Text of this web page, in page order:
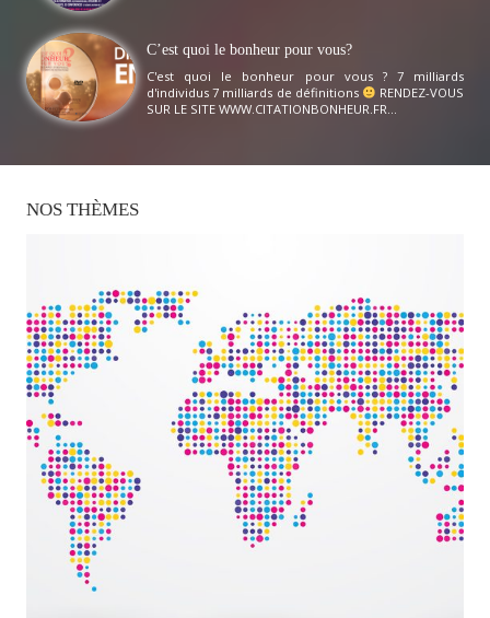
C’est quoi le bonheur pour vous?
C'est quoi le bonheur pour vous ? 7 milliards
d'individus 7 milliards de définitions
RENDEZ-VOUS
SUR LE SITE WWW.CITATIONBONHEUR.FR...
NOS THÈMES